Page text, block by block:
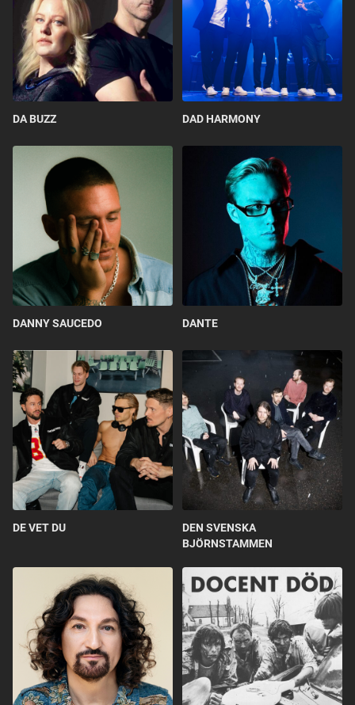
DA BUZZ DAD HARMONY
DANNY SAUCEDO DANTE
DE VET DU
DEN SVENSKA
BJÖRNSTAMMEN